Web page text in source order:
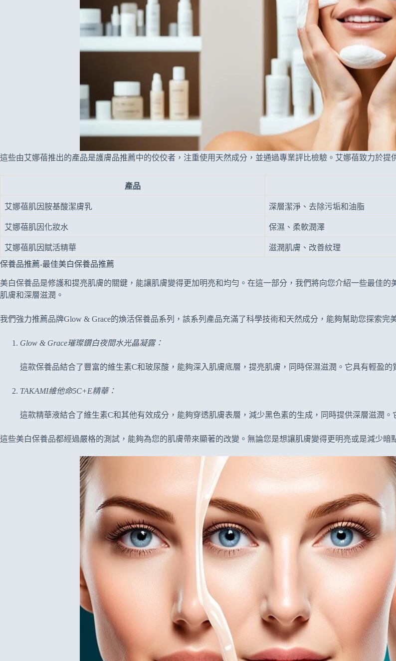
這些由艾娜蓓推出的產品是護膚品推薦中的佼佼者，注重使用天然成分，並通過專業評比檢驗。艾娜蓓致力於提
產品
艾娜蓓肌因胺基酸潔膚乳 深層潔淨、去除污垢和油脂
艾娜蓓肌因化妝水 保濕、柔軟潤澤
艾娜蓓肌因賦活精華 滋潤肌膚、改善紋理
保養品推薦-最佳美白保養品推薦
美白保養品是修護和提亮肌膚的關鍵，能讓肌膚變得更加明亮和均勻。在這一部分，我們將向您介紹一些最佳
肌膚和深層滋潤。
我們強力推薦品牌Glow & Grace的煥活保養品系列，該系列產品充滿了科學技術和天然成分，能夠幫助您探索
Glow & Grace璀璨鑽白夜間水光晶凝露：
這款保養品結合了豐富的維生素C和玻尿酸，能夠深入肌膚底層，提亮肌膚，同時保濕滋潤。它具有輕盈
TAKAMI維他命5C+E精華：
這款精華液結合了維生素C和其他有效成分，能夠穿透肌膚表層，減少黑色素的生成，同時提供深層滋潤
這些美白保養品都經過嚴格的測試，能夠為您的肌膚帶來顯著的改變。無論您是想讓肌膚變得更明亮或是減少暗